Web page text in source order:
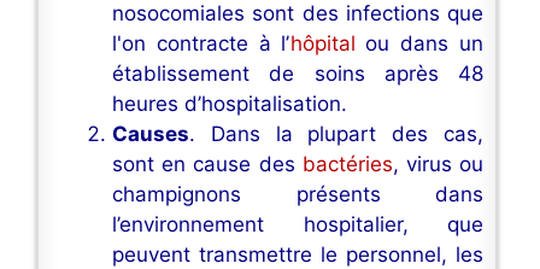
nosocomiales sont des infections que
l'on contracte à l’hôpital ou dans un
établissement de soins après 48
heures d’hospitalisation.
Causes. Dans la plupart des cas,
sont en cause des bactéries, virus ou
champignons présents dans
l’environnement hospitalier, que
peuvent transmettre le personnel, les